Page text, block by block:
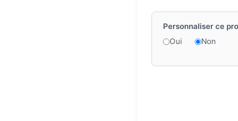
Personnaliser ce
Oui
Non